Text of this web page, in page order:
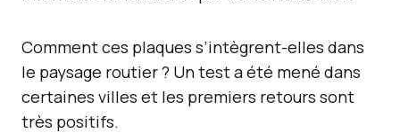
Comment ces plaques s’intègrent-elles dans
le paysage routier ? Un test a été mené dans
certaines villes et les premiers retours sont
très positifs.